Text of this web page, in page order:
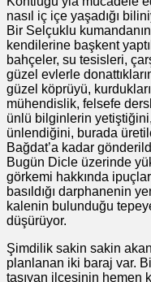
nasıl iç içe yaşadığı
Bir Selçuklu
kendilerine başkent
bahçeler, su tesisleri,
güzel evlerle
güzel köprüyü,
mühendislik, felsefe
ünlü bilginlerin
ünlendiğini, burada
Bağdat’a kadar
Bugün Dicle üzerinde
görkemi hakkında
basıldığı darphanenin
kalenin bulunduğu
düşürüyor.
Şimdilik sakin sakin
planlanan iki baraj var.
taşıyan ilçesinin hemen